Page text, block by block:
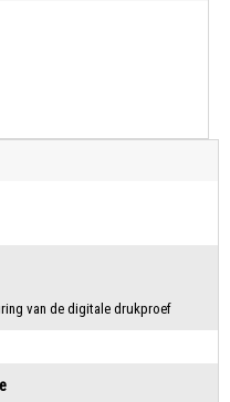
van de digitale drukproef